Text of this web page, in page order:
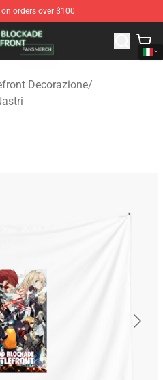
orders over $100
Shop - Official Blood
Decorazione/